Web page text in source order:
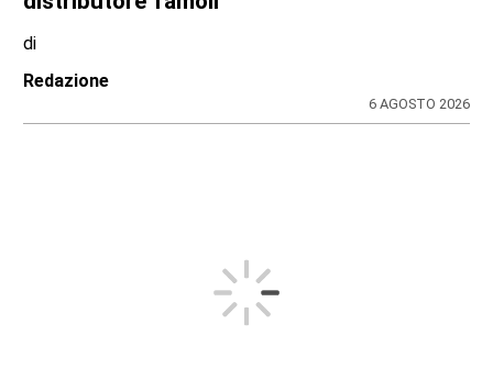
di
Redazione
6 AGOSTO 2026